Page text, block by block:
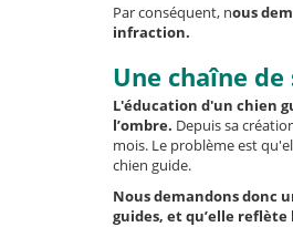
Par conséquent, nous
infraction.
Une chaîne
L'éducation d'un chien
l’ombre. Depuis sa
mois. Le problème est
chien guide.
Nous demandons donc
guides, et qu’elle